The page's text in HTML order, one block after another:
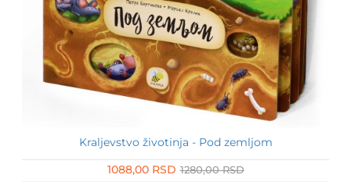
Kraljevstvo životinja - Pod zemljom
1088,00 RSD 1280,00 RSD